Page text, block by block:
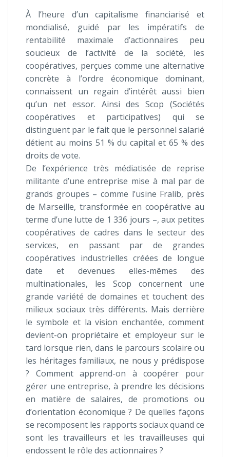
À l’heure d’un capitalisme financiarisé et
mondialisé, guidé par les impératifs de
rentabilité maximale d’actionnaires peu
soucieux de l’activité de la société, les
coopératives, perçues comme une alternative
concrète à l’ordre économique dominant,
connaissent un regain d’intérêt aussi bien
qu’un net essor. Ainsi des Scop (Sociétés
coopératives et participatives) qui se
distinguent par le fait que le personnel salarié
détient au moins 51 % du capital et 65 % des
droits de vote.
De l’expérience très médiatisée de reprise
militante d’une entreprise mise à mal par de
grands groupes – comme l’usine Fralib, près
de Marseille, transformée en coopérative au
terme d’une lutte de 1 336 jours –, aux petites
coopératives de cadres dans le secteur des
services, en passant par de grandes
coopératives industrielles créées de longue
date et devenues elles-mêmes des
multinationales, les Scop concernent une
grande variété de domaines et touchent des
milieux sociaux très différents. Mais derrière
le symbole et la vision enchantée, comment
devient-on propriétaire et employeur sur le
tard lorsque rien, dans le parcours scolaire ou
les héritages familiaux, ne nous y prédispose
? Comment apprend-on à coopérer pour
gérer une entreprise, à prendre les décisions
en matière de salaires, de promotions ou
d’orientation économique ? De quelles façons
se recomposent les rapports sociaux quand ce
sont les travailleurs et les travailleuses qui
endossent le rôle des actionnaires ?